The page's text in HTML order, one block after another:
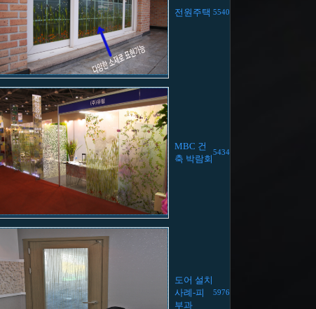
전원주택 5540
MBC 건
축 박람회
5434
도어 설치
사례-피
부과
5976